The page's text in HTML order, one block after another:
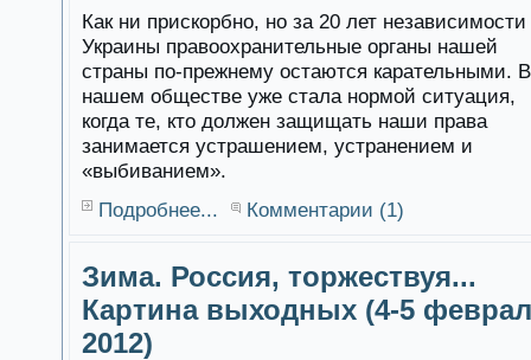
Как ни прискорбно, но за 20 лет независимости
Украины правоохранительные органы нашей
страны по-прежнему остаются карательными. В
нашем обществе уже стала нормой ситуация,
когда те, кто должен защищать наши права
занимается устрашением, устранением и
«выбиванием».
Подробнее...
Комментарии (1)
Зима. Россия, торжествуя...
Картина выходных (4-5
2012)